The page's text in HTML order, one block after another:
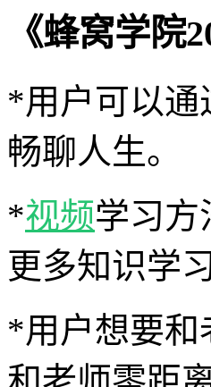
《蜂窝学院
*用户可以通
畅聊人生。
*视频学习方
更多知识学习
*用户想要和